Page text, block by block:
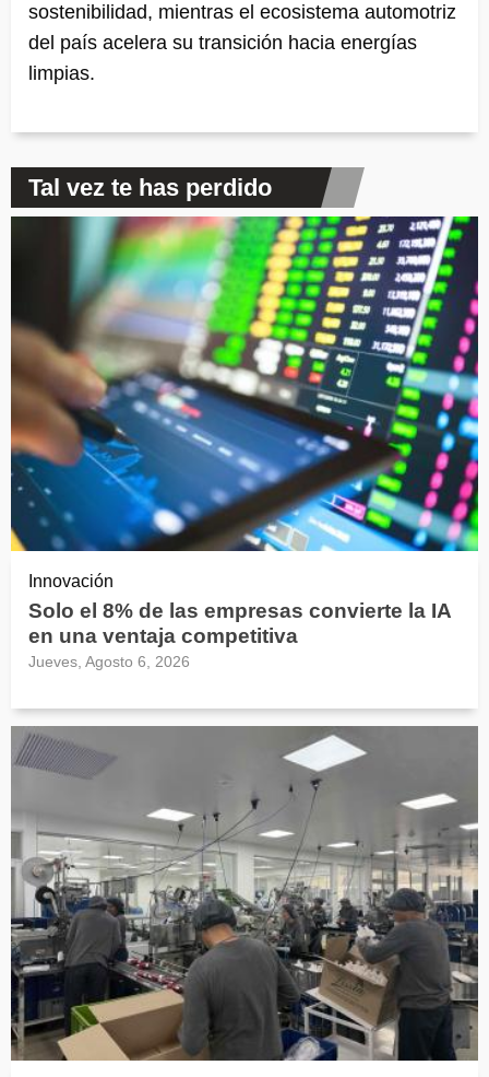
sostenibilidad, mientras el ecosistema automotriz
del país acelera su transición hacia energías
limpias.
Tal vez te has perdido
Innovación
Solo el 8% de las empresas convierte la IA
en una ventaja competitiva
Jueves, Agosto 6, 2026